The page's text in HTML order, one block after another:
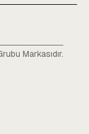
Markasıdır.